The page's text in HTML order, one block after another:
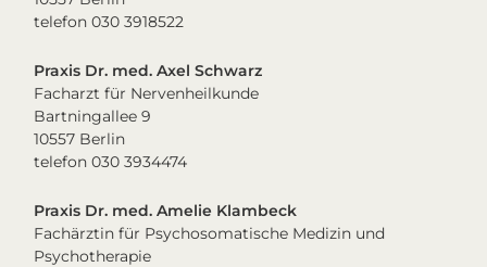
telefon 030 3918522
Praxis Dr. med. Axel Schwarz
Facharzt für Nervenheilkunde
Bartningallee 9
10557 Berlin
telefon 030 3934474
Praxis Dr. med. Amelie Klambeck
Fachärztin für Psychosomatische Medizin und
Psychotherapie